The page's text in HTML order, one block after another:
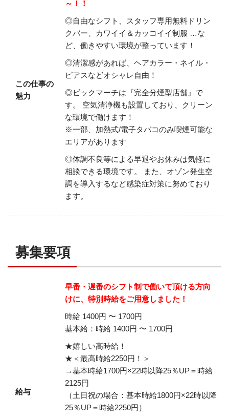
この仕事の
魅力
～！！
◎自由なシフト、スタッフ専用無料ドリン
クバー、カワイイ＆カッコイイ制服 …な
ど、働きやすい環境が整っています！
◎清潔感があれば、ヘアカラー・ネイル・
ピアスなどオシャレ自由！
◎ビックマーチは『完全分煙型店舗』で
す。
空気清浄機も設置しており、クリーン
な環境で働けます！
※一部、加熱式/電子タバコのみ喫煙可能な
エリアがあります
◎体調不良等による早退やお休みは気軽に
相談できる環境です。
また、オゾン発生空
調を導入するなど感染症対策に努めており
ます。
募集要項
給与
早番・遅番のシフト制で働いて頂ける方向
けに、特別時給をご用意しました！
時給 1400円 〜 1700円
基本給：時給 1400円 〜 1700円
★嬉しい高時給！
★＜最高時給2250円！＞
→基本時給1700円×22時以降25％UP＝時給
2125円
（土日祝の場合：基本時給1800円×22時以降
25％UP＝時給2250円）